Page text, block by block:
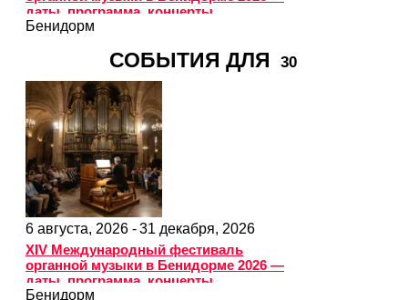
даты, программа, концерты
Бенидорм
СОБЫТИЯ ДЛЯ 30
6 августа, 2026 -31 декабря, 2026
XIV Международный фестиваль
органной музыки в Бенидорме 2026 —
даты, программа, концерты
Бенидорм